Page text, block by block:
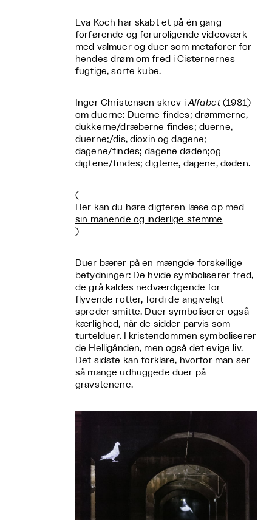
Eva Koch har skabt et på én gang
forførende og foruroligende videoværk
med valmuer og duer som metaforer for
hendes drøm om fred i Cisternernes
fugtige, sorte kube.
Inger Christensen skrev i Alfabet(1981)
om duerne: Duerne findes; drømmerne,
dukkerne/dræberne findes; duerne,
duerne;/dis, dioxin og dagene;
dagene/findes; dagene døden;og
digtene/findes; digtene, dagene, døden.
(
Her kan du høre digteren læse op med
sin manende og inderlige stemme
)
Duer bærer på en mængde forskellige
betydninger: De hvide symboliserer fred,
de grå kaldes nedværdigende for
flyvende rotter, fordi de angiveligt
spreder smitte. Duer symboliserer også
kærlighed, når de sidder parvis som
turtelduer. I kristendommen symboliserer
de Helligånden, men også det evige liv.
Det sidste kan forklare, hvorfor man ser
så mange udhuggede duer på
gravstenene.